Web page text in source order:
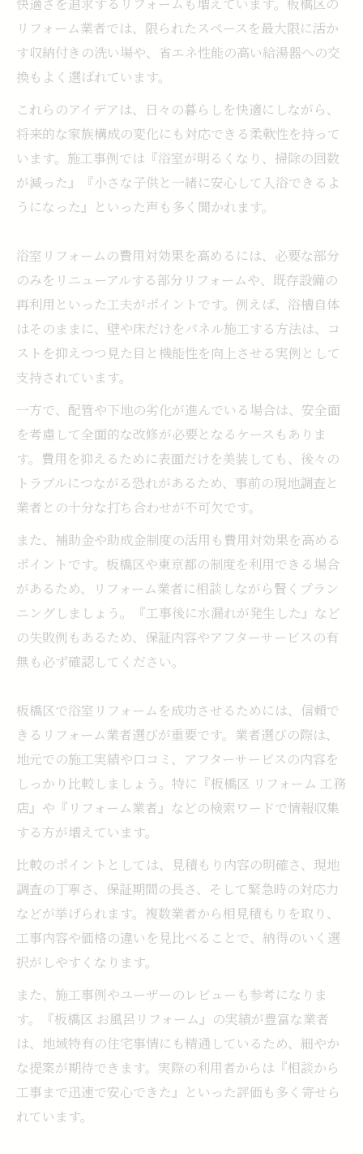
リフォーム業者では、限られたスペースを最大限に活か
す収納付きの洗い場や、省エネ性能の高い給湯器への交
換もよく選ばれています。
これらのアイデアは、日々の暮らしを快適にしながら、
将来的な家族構成の変化にも対応できる柔軟性を持って
います。施工事例では『浴室が明るくなり、掃除の回数
が減った』『小さな子供と一緒に安心して入浴できるよ
うになった』といった声も多く聞かれます。
浴室リフォームの費用対効果を高めるには、必要な部分
のみをリニューアルする部分リフォームや、既存設備の
再利用といった工夫がポイントです。例えば、浴槽自体
はそのままに、壁や床だけをパネル施工する方法は、コ
ストを抑えつつ見た目と機能性を向上させる実例として
支持されています。
一方で、配管や下地の劣化が進んでいる場合は、安全面
を考慮して全面的な改修が必要となるケースもありま
す。費用を抑えるために表面だけを美装しても、後々の
トラブルにつながる恐れがあるため、事前の現地調査と
業者との十分な打ち合わせが不可欠です。
また、補助金や助成金制度の活用も費用対効果を高める
ポイントです。板橋区や東京都の制度を利用できる場合
があるため、リフォーム業者に相談しながら賢くプラン
ニングしましょう。『工事後に水漏れが発生した』など
の失敗例もあるため、保証内容やアフターサービスの有
無も必ず確認してください。
板橋区で浴室リフォームを成功させるためには、信頼で
きるリフォーム業者選びが重要です。業者選びの際は、
地元での施工実績や口コミ、アフターサービスの内容を
しっかり比較しましょう。特に『板橋区 リフォーム 工務
店』や『リフォーム業者』などの検索ワードで情報収集
する方が増えています。
比較のポイントとしては、見積もり内容の明確さ、現地
調査の丁寧さ、保証期間の長さ、そして緊急時の対応力
などが挙げられます。複数業者から相見積もりを取り、
工事内容や価格の違いを見比べることで、納得のいく選
択がしやすくなります。
また、施工事例やユーザーのレビューも参考になりま
す。『板橋区 お風呂リフォーム』の実績が豊富な業者
は、地域特有の住宅事情にも精通しているため、細やか
な提案が期待できます。実際の利用者からは『相談から
工事まで迅速で安心できた』といった評価も多く寄せら
れています。